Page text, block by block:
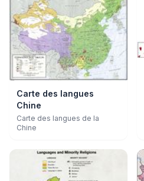
Carte des langues
Chine
Carte des langues de la
Chine